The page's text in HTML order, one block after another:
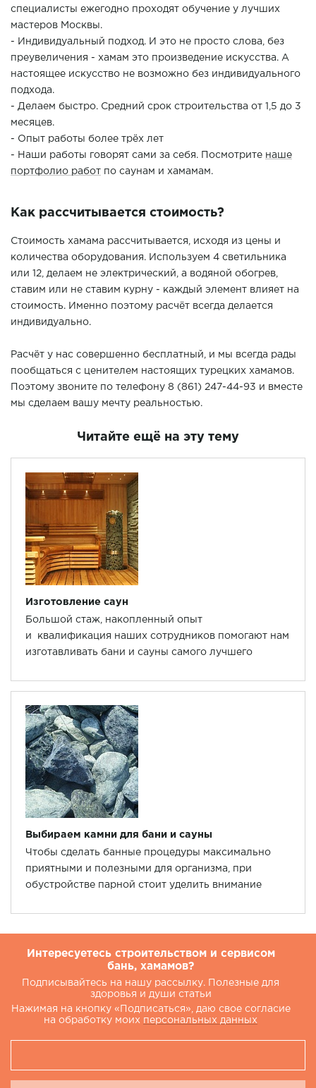
специалисты ежегодно проходят обучение у лучших
мастеров Москвы.
- Индивидуальный подход. И это не просто слова, без
преувеличения - хамам это произведение искусства. А
настоящее искусство не возможно без индивидуального
подхода.
- Делаем быстро. Средний срок строительства от 1,5 до 3
месяцев.
- Опыт работы более трёх лет
- Наши работы говорят сами за себя. Посмотрите наше
портфолио работ по саунам и хамамам.
Как рассчитывается стоимость?
Стоимость хамама рассчитывается, исходя из цены и
количества оборудования. Используем 4 светильника
или 12, делаем не электрический, а водяной обогрев,
ставим или не ставим курну - каждый элемент влияет на
стоимость. Именно поэтому расчёт всегда делается
индивидуально.
Расчёт у нас совершенно бесплатный, и мы всегда рады
пообщаться с ценителем настоящих турецких хамамов.
Поэтому звоните по телефону 8 (861) 247-44-93 и вместе
мы сделаем вашу мечту реальностью.
Читайте ещё на эту тему
Изготовление саун
Большой стаж, накопленный опыт
и квалификация наших сотрудников помогают нам
изготавливать бани и сауны самого лучшего
Выбираем камни для бани и сауны
Чтобы сделать банные процедуры максимально
приятными и полезными для организма, при
обустройстве парной стоит уделить внимание
Интересуетесь строительством и сервисом
бань, хамамов?
Подписывайтесь на нашу рассылку. Полезные для
здоровья и души статьи
Нажимая на кнопку «Подписаться», даю свое согласие
на обработку моих персональных данных